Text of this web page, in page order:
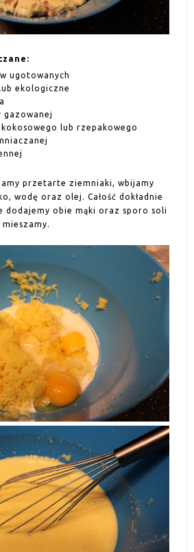
ugotowanych
ekologiczne
gazowanej
kokosowego lub rzepakowego
przetarte ziemniaki, wbijamy
wodę oraz olej. Całość dokładnie
dodajemy obie mąki oraz sporo soli